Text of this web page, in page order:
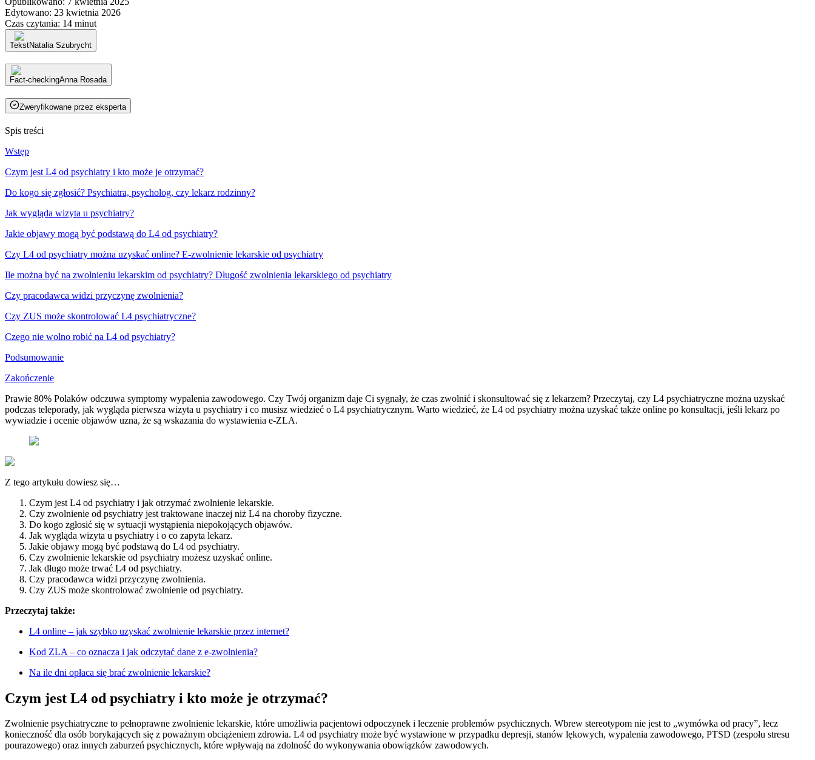
Edytowano: 23 kwietnia 2026
Czas czytania: 14 minut
TekstNatalia Szubrycht
Fact-checkingAnna Rosada
Zweryfikowane przez eksperta
Spis treści
Wstęp
Czym jest L4 od psychiatry i kto może je otrzymać?
Do kogo się zgłosić? Psychiatra, psycholog, czy lekarz rodzinny?
Jak wygląda wizyta u psychiatry?
Jakie objawy mogą być podstawą do L4 od psychiatry?
Czy L4 od psychiatry można uzyskać online? E-zwolnienie lekarskie od psychiatry
Ile można być na zwolnieniu lekarskim od psychiatry? Długość zwolnienia lekarskiego od psychiatry
Czy pracodawca widzi przyczynę zwolnienia?
Czy ZUS może skontrolować L4 psychiatryczne?
Czego nie wolno robić na L4 od psychiatry?
Podsumowanie
Zakończenie
Prawie 80% Polaków odczuwa symptomy wypalenia zawodowego. Czy Twój organizm daje Ci sygnały, że czas zwolnić i skonsultować się z lekarzem? Przeczytaj, czy L4 psychiatryczne można uzyskać
podczas teleporady, jak wygląda pierwsza wizyta u psychiatry i co musisz wiedzieć o L4 psychiatrycznym. Warto wiedzieć, że L4 od psychiatry można uzyskać także online po konsultacji, jeśli lekarz po
wywiadzie i ocenie objawów uzna, że są wskazania do wystawienia e-ZLA.
Z tego artykułu dowiesz się…
Czym jest L4 od psychiatry i jak otrzymać zwolnienie lekarskie.
Czy zwolnienie od psychiatry jest traktowane inaczej niż L4 na choroby fizyczne.
Do kogo zgłosić się w sytuacji wystąpienia niepokojących objawów.
Jak wygląda wizyta u psychiatry i o co zapyta lekarz.
Jakie objawy mogą być podstawą do L4 od psychiatry.
Czy zwolnienie lekarskie od psychiatry możesz uzyskać online.
Jak długo może trwać L4 od psychiatry.
Czy pracodawca widzi przyczynę zwolnienia.
Czy ZUS może skontrolować zwolnienie od psychiatry.
Przeczytaj także:
L4 online – jak szybko uzyskać zwolnienie lekarskie przez internet?
Kod ZLA – co oznacza i jak odczytać dane z e-zwolnienia?
Na ile dni opłaca się brać zwolnienie lekarskie?
Czym jest L4 od psychiatry i kto może je otrzymać?
Zwolnienie psychiatryczne to pełnoprawne zwolnienie lekarskie, które umożliwia pacjentowi odpoczynek i leczenie problemów psychicznych. Wbrew stereotypom nie jest to „wymówka od pracy”, lecz
konieczność dla osób borykających się z poważnym obciążeniem zdrowia. L4 od psychiatry może być wystawione w przypadku depresji, stanów lękowych, wypalenia zawodowego, PTSD (zespołu stresu
pourazowego) oraz innych zaburzeń psychicznych, które wpływają na zdolność do wykonywania obowiązków zawodowych.